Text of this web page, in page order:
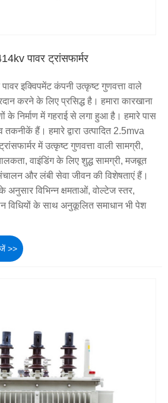
पावर ट्रांसफार्मर
इक्विपमेंट कंपनी उत्कृष्ट गुणवत्ता वाले
करने के लिए प्रसिद्ध है। हमारा कारखाना
के निर्माण में गहराई से लगा हुआ है। हमारे पास
हैं। हमारे द्वारा उत्पादित 2.5mva
में उत्कृष्ट गुणवत्ता वाली सामग्री,
वाइंडिंग के लिए शुद्ध सामग्री, मजबूत
और लंबी सेवा जीवन की विशेषताएं हैं।
विभिन्न क्षमताओं, वोल्टेज स्तर,
के साथ अनुकूलित समाधान भी पेश
>>